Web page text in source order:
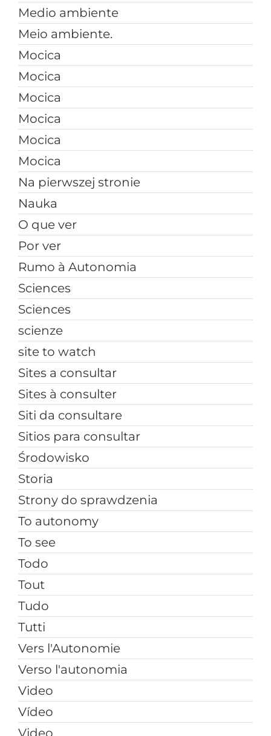
Medio ambiente
Meio ambiente.
Mocica
Mocica
Mocica
Mocica
Mocica
Mocica
Na pierwszej stronie
Nauka
O que ver
Por ver
Rumo à Autonomia
Sciences
Sciences
scienze
site to watch
Sites a consultar
Sites à consulter
Siti da consultare
Sitios para consultar
Środowisko
Storia
Strony do sprawdzenia
To autonomy
To see
Todo
Tout
Tudo
Tutti
Vers l'Autonomie
Verso l'autonomia
Video
Vídeo
Video